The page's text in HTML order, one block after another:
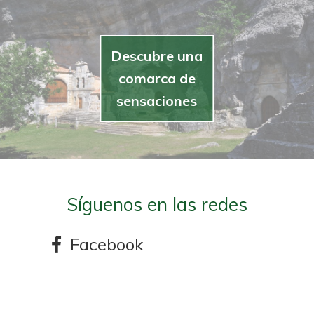
Descubre una
comarca de
sensaciones
Síguenos en las redes
Facebook